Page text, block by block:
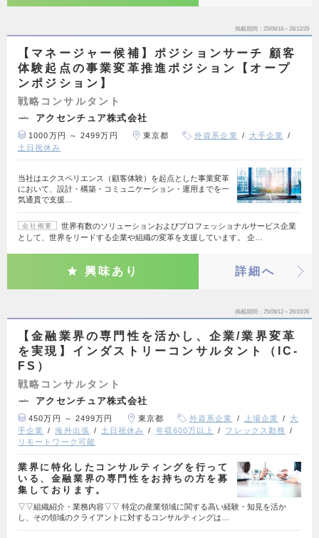
掲載期間 25/08/18～28/12/29
【マネージャー候補】ポジションサーチ 顧客
体験起点の事業変革推進ポジション【オープ
ンポジション】
戦略コンサルタント
アクセンチュア株式会社
1000万円 ～ 2499万円 東京都 外資系企業
大手企業
土日祝休み
当社はエクスペリエンス（顧客体験）を起点とした事業変革
において、設計・構築・コミュニケーション・運用までを一
気通貫で支援…
会社概要
世界有数のソリューションおよびプロフェッショナルサービス企業
として、世界をリードする企業や組織の変革を支援しています。 企…
興味あり 詳細へ
掲載期間 25/08/12～26/10/26
【金融業界の専門性を活かし、企業/業界変革
を実現】インダストリーコンサルタント（IC-
FS）
戦略コンサルタント
アクセンチュア株式会社
450万円 ～ 2499万円 東京都 外資系企業 上場企業
大
手企業
海外出張 土日祝休み 年収600万以上
フレックス勤務
リモートワーク可能
業界に特化したコンサルティングを行って
いる、金融業界の専門性をお持ちの方を募
集しております。
▽▽組織紹介・業務内容▽▽ 特定の産業領域に関する高い経験・知見を活か
し、その領域のクライアントに対するコンサルティングは…